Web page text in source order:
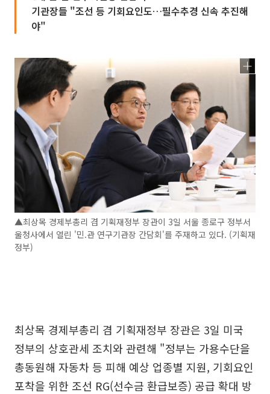
기관장들 "조선 등 기회요인도…필수추경 신속 추진해
야"
▲최상목 경제부총리 겸 기획재정부 장관이 3일 서울 종로구 정부서
울청사에서 열린 '민.관 연구기관장 간담회'를 주재하고 있다. (기획재
정부)
최상목 경제부총리 겸 기획재정부 장관은 3일 미국
정부의 상호관세 조치와 관련해 "정부는 가용수단을
총동원해 자동차 등 피해 예상 업종별 지원, 기회요인
포착을 위한 조선 RG(선수금 환급보증) 공급 확대 방